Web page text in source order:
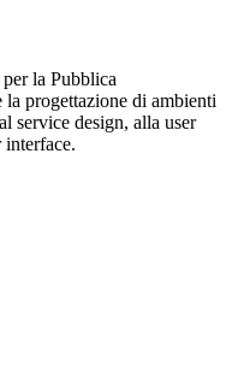
la Pubblica
progettazione di ambienti
service design, alla user
interface.